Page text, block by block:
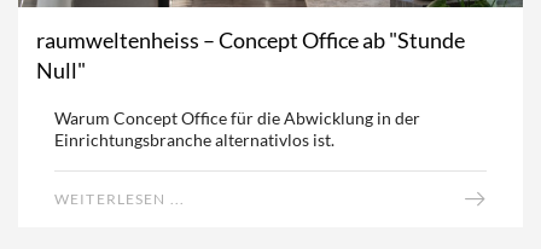
raumweltenheiss – Concept Office ab "Stunde
Null"
Warum Concept Office für die Abwicklung in der
Einrichtungsbranche alternativlos ist.
WEITERLESEN ...